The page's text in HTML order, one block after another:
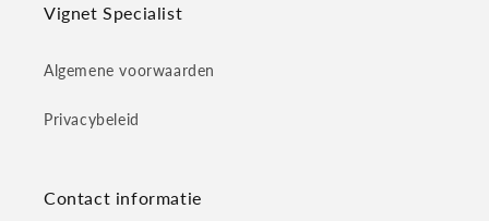
Vignet Specialist
Algemene voorwaarden
Privacybeleid
Contact informatie